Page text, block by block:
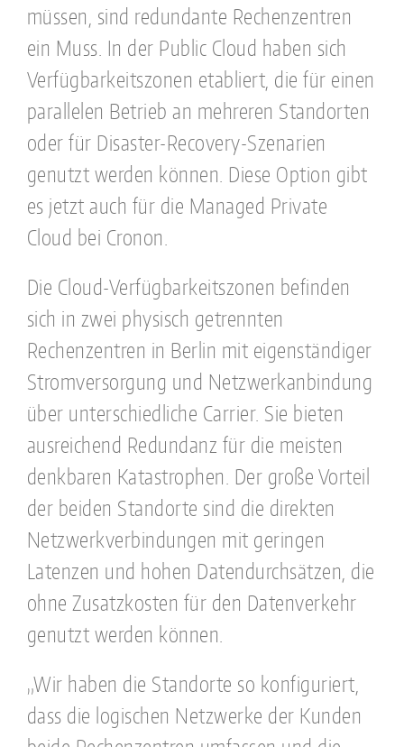
müssen, sind redundante Rechenzentren
ein Muss. In der Public Cloud haben sich
Verfügbarkeitszonen etabliert, die für einen
parallelen Betrieb an mehreren Standorten
oder für Disaster-Recovery-Szenarien
genutzt werden können. Diese Option gibt
es jetzt auch für die Managed Private
Cloud bei Cronon.
Die Cloud-Verfügbarkeitszonen befinden
sich in zwei physisch getrennten
Rechenzentren in Berlin mit eigenständiger
Stromversorgung und Netzwerkanbindung
über unterschiedliche Carrier. Sie bieten
ausreichend Redundanz für die meisten
denkbaren Katastrophen. Der große Vorteil
der beiden Standorte sind die direkten
Netzwerkverbindungen mit geringen
Latenzen und hohen Datendurchsätzen, die
ohne Zusatzkosten für den Datenverkehr
genutzt werden können.
„Wir haben die Standorte so konfiguriert,
dass die logischen Netzwerke der Kunden